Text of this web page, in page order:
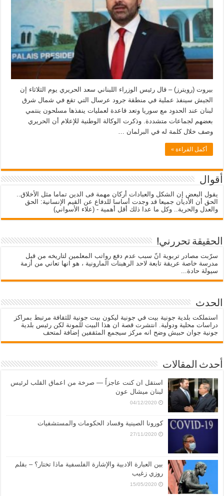
بيروت (رويترز) – قال رئيس الوزراء اللبناني سعد الحريري يوم الثلاثاء إن
الجيش سينفذ عملية في منطقة جرود عرسال التي تقع في شمال شرق
لبنان عند الحدود مع سوريا وتعد قاعدة لعمليات ينفذها مسلحون ينتمي
بعضهم لجماعات متشددة. وذكرت الوكالة الوطنية للإعلام أن الحريري
وصف خلال كلمة له في البرلمان …
أكمل القراءة »
أقوال
يقول البعض إن الشكل والعبادات أركان مهمة فى الدين تماما مثل الأخلاق..
الحق أن الأديان جميعا قد وجدت أساسا للدفاع عن القيم الإنسانية: الحق
والعدل والحرية.. وكل ما عدا ذلك أقل أهمية - (علاء الأسواني)
الحقيقة تحررني!
سرّبت مصادر تربوية انّ سبب عدم دفع رواتب المعلمين لتاريخه من قبل
مدرسة خاصة عريقة تابعة لاحد الرهبنات المارونية ، هو انها تعاني من أزمة
سيولة حادة...
الحدث
استملكت بلدية جونية بيت في جونية ليكون بيت جونية للثقافة مرتبط بمراكز
دراسات محلية ودولية. انتشرت قصة ان هذا البيت للمونة لكن رئيس بلدية
جونية جوان حبيش وضح انه مركز سيجمع المثقفين إضافة لمتحف
أحدث المقالات
استقل ان كنت عاجزاً — صرخة من اعماق القلب لرئيس
لبنان ميشال عون
04/12/2020
كورونا الصينية وفساد الحكومات والمستشفيات
27/11/2020
بين العبارة الادبية والإشارة الفلسفية ماذا تختار؟ – بقلم
روزي زغيب
15/05/2020